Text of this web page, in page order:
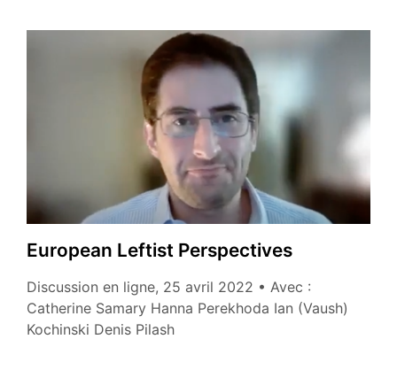
War
European Leftist Perspectives
Discussion en ligne, 25 avril 2022 • Avec :
Catherine Samary Hanna Perekhoda Ian (Vaush)
Kochinski Denis Pilash